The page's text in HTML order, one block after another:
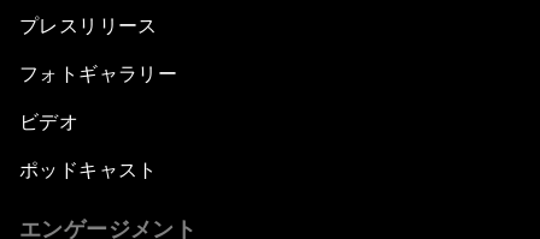
プレスリリース
フォトギャラリー
ビデオ
ポッドキャスト
エンゲージメント